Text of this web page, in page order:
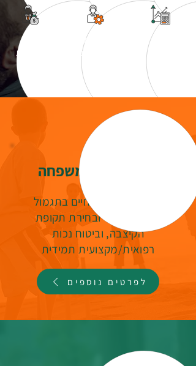
טיפול
בתביעות
התאמת מצב
לתקופות בעבודה
תכנון
שילוב של ביטוח חיים בתגמול
קיצבה חודשי ובחירת תקופת
הקיצבה, וביטוח נכות
רפואית/מקצועית תמידית
לפרטים נוספים